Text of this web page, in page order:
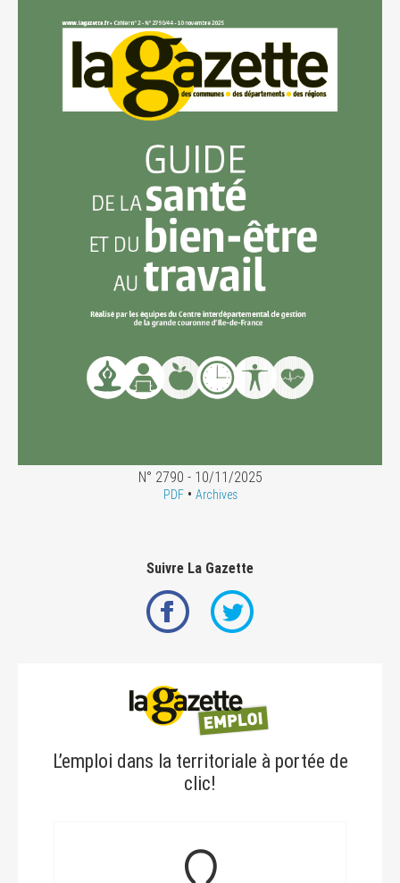
N° 2790 - 10/11/2025
PDF• Archives
Suivre La Gazette
L’emploi dans la territoriale à portée de
clic!